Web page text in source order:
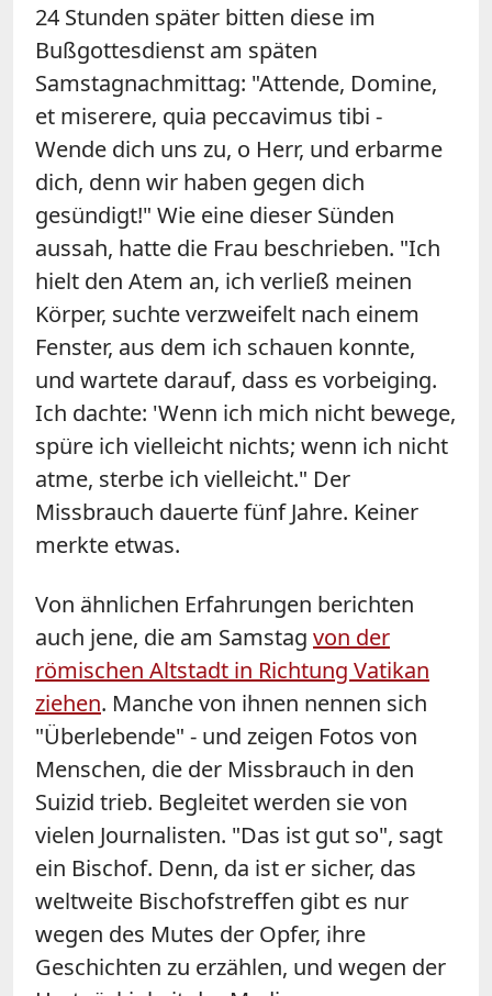
24 Stunden später bitten diese im
Bußgottesdienst am späten
Samstagnachmittag: "Attende, Domine,
et miserere, quia peccavimus tibi -
Wende dich uns zu, o Herr, und erbarme
dich, denn wir haben gegen dich
gesündigt!" Wie eine dieser Sünden
aussah, hatte die Frau beschrieben. "Ich
hielt den Atem an, ich verließ meinen
Körper, suchte verzweifelt nach einem
Fenster, aus dem ich schauen konnte,
und wartete darauf, dass es vorbeiging.
Ich dachte: 'Wenn ich mich nicht bewege,
spüre ich vielleicht nichts; wenn ich nicht
atme, sterbe ich vielleicht." Der
Missbrauch dauerte fünf Jahre. Keiner
merkte etwas.
Von ähnlichen Erfahrungen berichten
auch jene, die am Samstag von der
römischen Altstadt in Richtung Vatikan
ziehen. Manche von ihnen nennen sich
"Überlebende" - und zeigen Fotos von
Menschen, die der Missbrauch in den
Suizid trieb. Begleitet werden sie von
vielen Journalisten. "Das ist gut so", sagt
ein Bischof. Denn, da ist er sicher, das
weltweite Bischofstreffen gibt es nur
wegen des Mutes der Opfer, ihre
Geschichten zu erzählen, und wegen der